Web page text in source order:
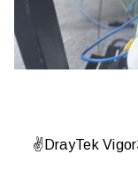
✌️DrayTek